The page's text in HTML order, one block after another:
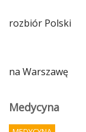
rozbiór Polski
na Warszawę
Medycyna